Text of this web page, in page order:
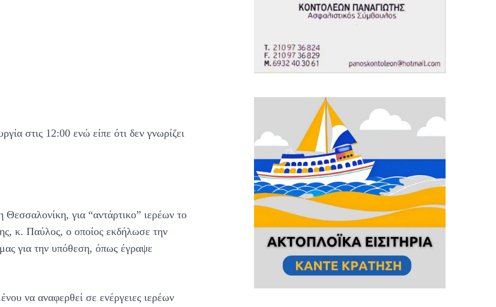
στις 12:00 ενώ είπε ότι δεν γνωρίζει
για “αντάρτικο” ιερέων το
κ. Παύλος, ο οποίος εκδήλωσε την
για την υπόθεση, όπως έγραψε
να αναφερθεί σε ενέργειες ιερέων